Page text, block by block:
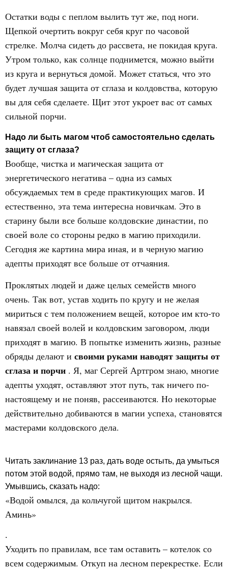
Остатки воды с пеплом вылить тут же, под ноги.
Щепкой очертить вокруг себя круг по часовой
стрелке. Молча сидеть до рассвета, не покидая круга.
Утром только, как солнце поднимется, можно выйти
из круга и вернуться домой. Может статься, что это
будет лучшая защита от сглаза и колдовства, которую
вы для себя сделаете. Щит этот укроет вас от самых
сильной порчи.
Надо ли быть магом чтоб самостоятельно сделать
защиту от сглаза?
Вообще, чистка и магическая защита от
энергетического негатива – одна из самых
обсуждаемых тем в среде практикующих магов. И
естественно, эта тема интересна новичкам. Это в
старину были все больше колдовские династии, по
своей воле со стороны редко в магию приходили.
Сегодня же картина мира иная, и в черную магию
адепты приходят все больше от отчаяния.
Проклятых людей и даже целых семейств много
очень. Так вот, устав ходить по кругу и не желая
мириться с тем положением вещей, которое им кто-то
навязал своей волей и колдовским заговором, люди
приходят в магию. В попытке изменить жизнь, разные
обряды делают и своими руками наводят защиты от
сглаза и порчи . Я, маг Сергей Артгром знаю, многие
адепты уходят, оставляют этот путь, так ничего по-
настоящему и не поняв, рассеиваются. Но некоторые
действительно добиваются в магии успеха, становятся
мастерами колдовского дела.
Читать заклинание 13 раз, дать воде остыть, да умыться
потом этой водой, прямо там, не выходя из лесной чащи.
Умывшись, сказать надо:
«Водой омылся, да кольчугой щитом накрылся.
Аминь»
.
Уходить по правилам, все там оставить – котелок со
всем содержимым. Откуп на лесном перекрестке. Если